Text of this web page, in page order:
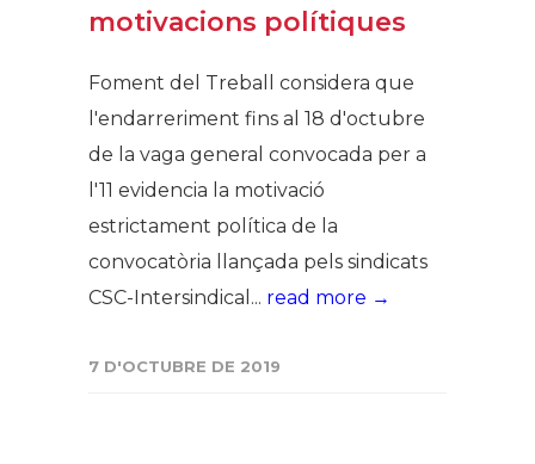
motivacions polítiques
Foment del Treball considera que
l'endarreriment fins al 18 d'octubre
de la vaga general convocada per a
l'11 evidencia la motivació
estrictament política de la
convocatòria llançada pels sindicats
CSC-Intersindical... read more →
7 D'OCTUBRE DE 2019